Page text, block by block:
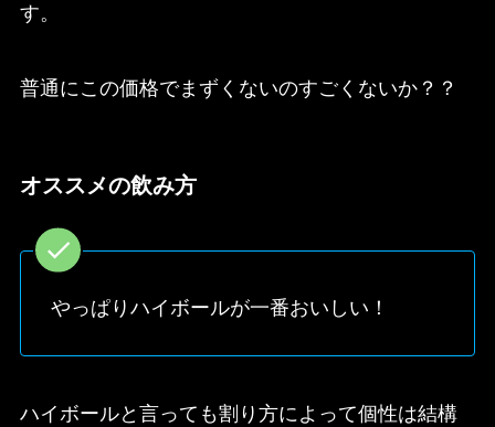
す。
普通にこの価格でまずくないのすごくないか？？
オススメの飲み方
やっぱりハイボールが一番おいしい！
ハイボールと言っても割り方によって個性は結構